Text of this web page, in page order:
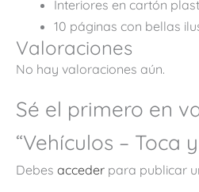
Interiores en cartón
10 páginas con bellas
Valoraciones
No hay valoraciones aún.
Sé el primero en
“Vehículos – Toca
Debes acceder para publicar